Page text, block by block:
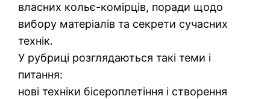
власних кольє-комірців, поради щодо
вибору матеріалів та секрети сучасних
технік.
У рубриці розглядаються такі теми і
питання:
нові техніки бісероплетіння і створення